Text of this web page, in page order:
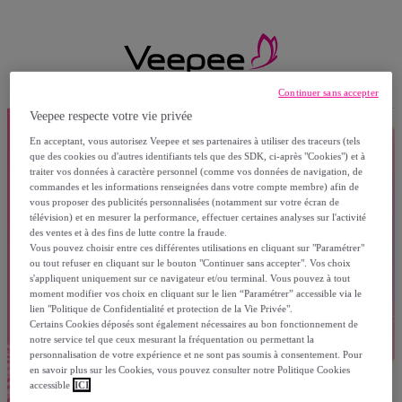
Veepee respecte votre vie privée
En acceptant, vous autorisez Veepee et ses partenaires à utiliser des traceurs (tels
que des cookies ou d'autres identifiants tels que des SDK, ci-après "Cookies") et à
traiter vos données à caractère personnel (comme vos données de navigation, de
commandes et les informations renseignées dans votre compte membre) afin de
vous proposer des publicités personnalisées (notamment sur votre écran de
télévision) et en mesurer la performance, effectuer certaines analyses sur l'activité
des ventes et à des fins de lutte contre la fraude.
Vous pouvez choisir entre ces différentes utilisations en cliquant sur "Paramétrer"
ou tout refuser en cliquant sur le bouton "Continuer sans accepter". Vos choix
s'appliquent uniquement sur ce navigateur et/ou terminal. Vous pouvez à tout
moment modifier vos choix en cliquant sur le lien “Paramétrer” accessible via le
lien "Politique de Confidentialité et protection de la Vie Privée".
Certains Cookies déposés sont également nécessaires au bon fonctionnement de
notre service tel que ceux mesurant la fréquentation ou permettant la
personnalisation de votre expérience et ne sont pas soumis à consentement. Pour
en savoir plus sur les Cookies, vous pouvez consulter notre Politique Cookies
accessible ICI
Continuer sans accepter